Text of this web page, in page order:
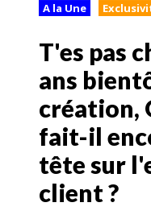
A la Une
T'es pas
ans
création,
fait-il
tête sur
client ?